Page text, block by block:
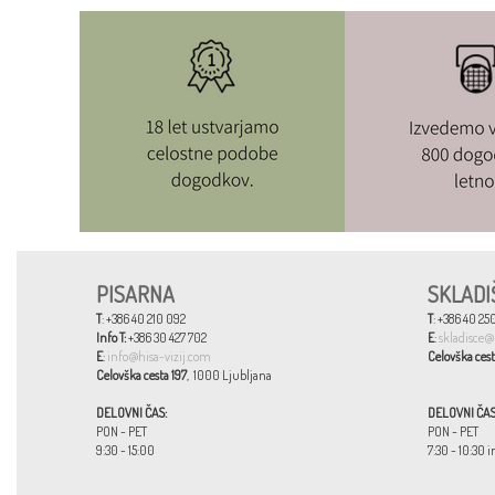
PISARNA
T: +386 40 210 092
Info T:+386 30 427 702
E: info@hisa-vizij.com
Celovška cesta 197, 1000 Ljubljana
DELOVNI ČAS:
PON - PET
9:30 - 15:00
T: +386 40
E:
Celovška
DELOVNI
PON - PET
7:30 - 10:30